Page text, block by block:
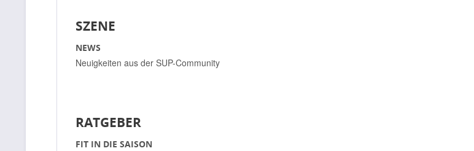
SZENE
NEWS
Neuigkeiten aus der SUP-Community
RATGEBER
FIT IN DIE SAISON